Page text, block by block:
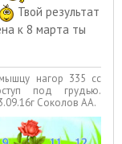
Твой результат
к 8 марта ты
нагор 335 сс
под грудью.
Соколов АА.